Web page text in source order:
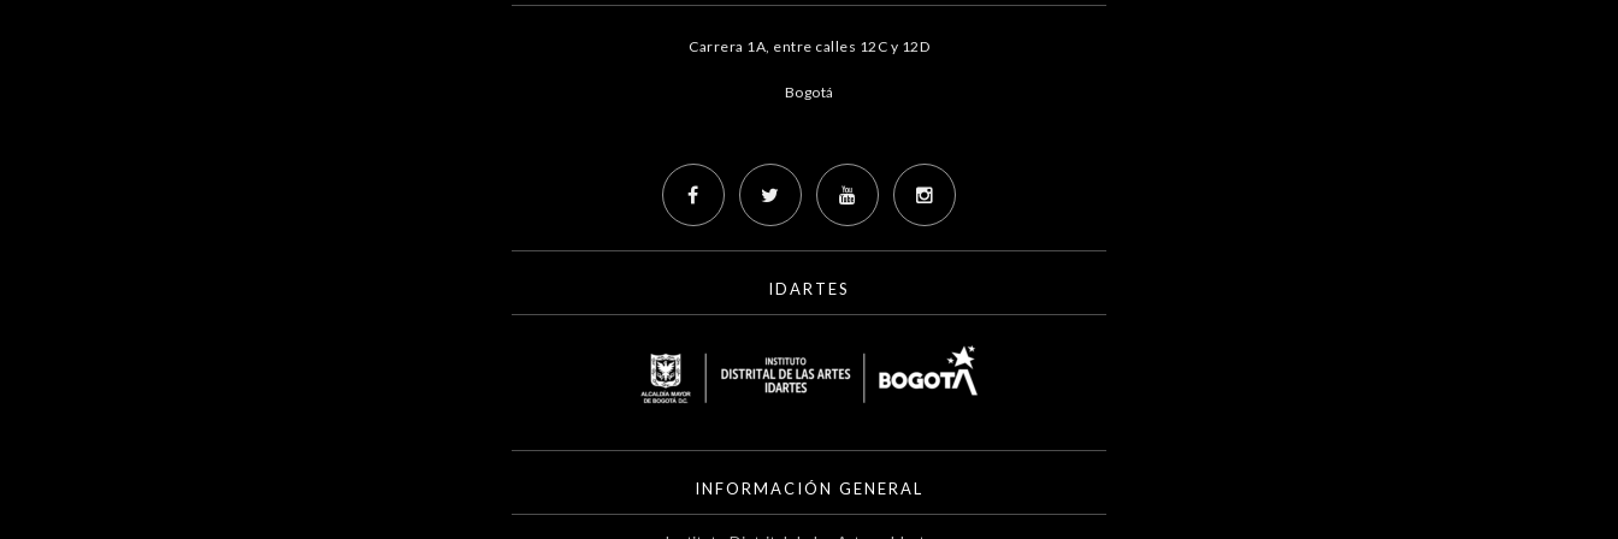
Carrera 1A, entre calles 12C y 12D
Bogotá
IDARTES
INFORMACIÓN GENERAL